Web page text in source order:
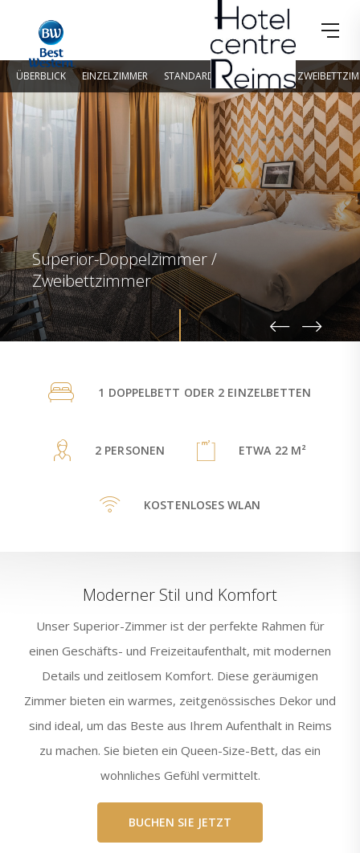
ÜBERBLICK EINZELZIMMER STANDARD-DOPPELZIMMER /
Superior-Doppelzimmer /
Zweibettzimmer
1 DOPPELBETT ODER 2 EINZELBETTEN
2 PERSONEN ETWA 22 M²
KOSTENLOSES WLAN
Moderner Stil und Komfort
Unser Superior-Zimmer ist der perfekte Rahmen für
einen Geschäfts- und Freizeitaufenthalt, mit modernen
Details und zeitlosem Komfort. Diese geräumigen
Zimmer bieten ein warmes, zeitgenössisches Dekor und
sind ideal, um das Beste aus Ihrem Aufenthalt in Reims
zu machen. Sie bieten ein Queen-Size-Bett, das ein
wohnliches Gefühl vermittelt.
BUCHEN SIE JETZT